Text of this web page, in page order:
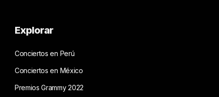
Explorar
Conciertos en Perú
Conciertos en México
Premios Grammy 2022